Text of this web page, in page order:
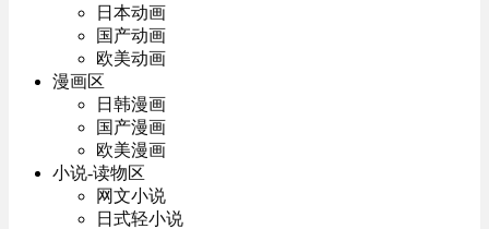
日本动画
国产动画
欧美动画
漫画区
日韩漫画
国产漫画
欧美漫画
小说-读物区
网文小说
日式轻小说